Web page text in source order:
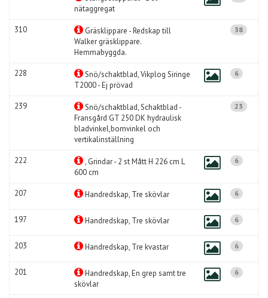
nätaggregat
310
Gräsklippare - Redskap till
Walker gräsklippare.
Hemmabyggda.
38
228
Snö/schaktblad, Vikplog Siringe
T2000 - Ej prövad
6
239
Snö/schaktblad, Schaktblad -
Fransgård GT 250 DK hydraulisk
bladvinkel,bomvinkel och
vertikalinställning
23
222
, Grindar - 2 st Mått H 226 cm L
600 cm
6
207 Handredskap, Tre skövlar 6
197 Handredskap, Tre skövlar 6
203 Handredskap, Tre kvastar 6
201
Handredskap, En grep samt tre
skövlar
6